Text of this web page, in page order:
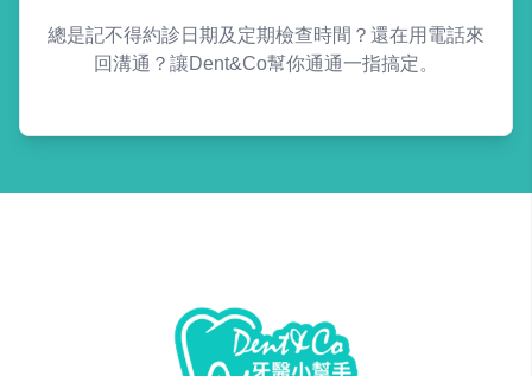
總是記不得約診日期及定期檢查時間？還在用電話來
回溝通？讓Dent&Co幫你通通一指搞定。